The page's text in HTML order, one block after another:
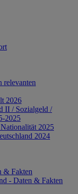
relevanten
2026
II / Sozialgeld /
2025
2025
2024
& Fakten
- Daten & Fakten